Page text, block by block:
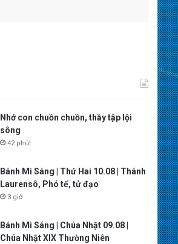
Nhớ con chuồn chuồn, thầy tập lội
sông
42 phút
Bánh Mì Sáng | Thứ Hai 10.08 | Thánh
Laurensô, Phó tế, tử đạo
3 giờ
Bánh Mì Sáng | Chúa Nhật 09.08 |
Chúa Nhật XIX Thường Niên